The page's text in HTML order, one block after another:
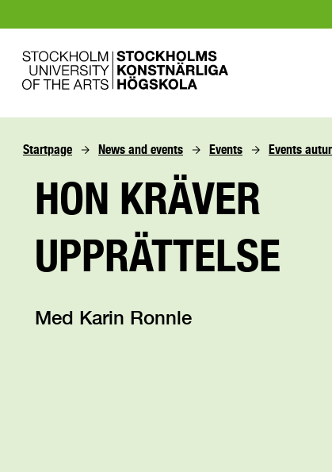
Startpage News and events Events Events
HON KRÄVER
UPPRÄTTELSE
Med Karin Ronnle